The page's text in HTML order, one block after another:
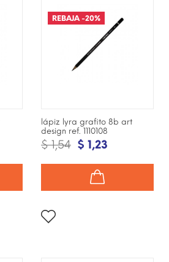
REBAJA -20%
lápiz lyra grafito 8b art
design ref. 1110108
$ 1,54 $ 1,23